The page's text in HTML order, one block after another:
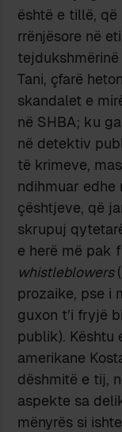
është e tillë,
rrënjësore në
Tani, çfarë
skandalet e
në SHBA; ku
në detektiv
të krimeve,
ndihmuar edhe
çështjeve, që
skrupuj
e herë më pak
whistleblowers
prozaike, pse i
guxon t’i fryjë
publik). Kështu
amerikane
dëshmitë e tij,
aspekte sa
mënyrës si